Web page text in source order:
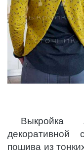
Выкройка
декоративной
пошива из